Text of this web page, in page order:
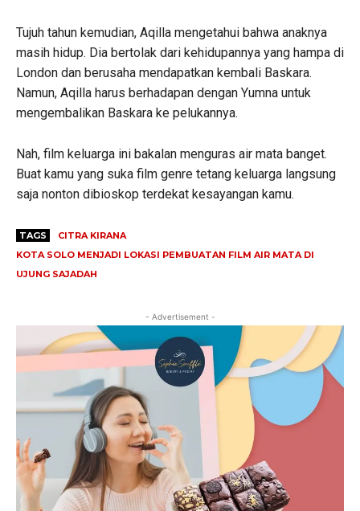
Tujuh tahun kemudian, Aqilla mengetahui bahwa anaknya
masih hidup. Dia bertolak dari kehidupannya yang hampa di
London dan berusaha mendapatkan kembali Baskara.
Namun, Aqilla harus berhadapan dengan Yumna untuk
mengembalikan Baskara ke pelukannya.
Nah, film keluarga ini bakalan menguras air mata banget.
Buat kamu yang suka film genre tetang keluarga langsung
saja nonton dibioskop terdekat kesayangan kamu.
TAGS
CITRA KIRANA
KOTA SOLO MENJADI LOKASI PEMBUATAN FILM AIR MATA DI
UJUNG SAJADAH
- Advertisement -